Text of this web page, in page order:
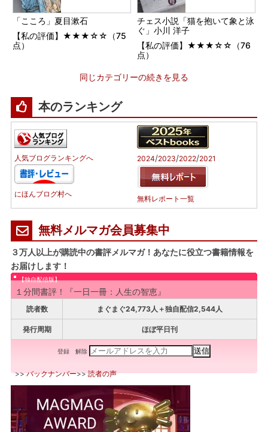
「こころ」夏目漱石
【私の評価】★★★☆☆（75
点）
チェス小説「猫を抱いて象と泳
ぐ」小川 洋子
【私の評価】★★★☆☆（76
点）
同じカテゴリーの続きを見る
本のランキング
人気ブログランキングへ
にほんブログ村へ
2024/2023/2022/2021
無料レポート一覧
無料メルマガ会員募集中
３万人以上が購読中の書評メルマガ！あなたに役立つ書籍情報を
お届けします！
【独自配信版】
１分間書評！『一日一冊：人生の智恵』
読者数 まぐまぐ24,773人＋独自配信2,544人
発行周期 ほぼ平日刊
登録 解除
>>バックナンバー>>読者の声